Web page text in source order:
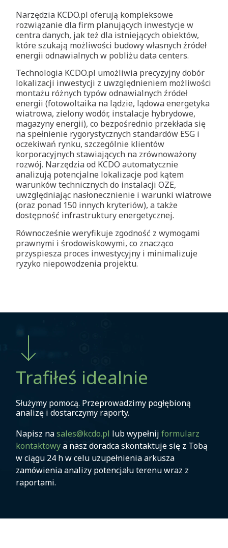
Narzędzia KCDO.pl oferują kompleksowe
rozwiązanie dla firm planujących inwestycje w
centra danych, jak też dla istniejących obiektów,
które szukają możliwości budowy własnych źródeł
energii odnawialnych w pobliżu data centers.
Technologia KCDO.pl umożliwia precyzyjny dobór
lokalizacji inwestycji z uwzględnieniem możliwości
montażu różnych typów odnawialnych źródeł
energii (fotowoltaika na lądzie, lądowa energetyka
wiatrowa, zielony wodór, instalacje hybrydowe,
magazyny energii), co bezpośrednio przekłada się
na spełnienie rygorystycznych standardów ESG i
oczekiwań rynku, szczególnie klientów
korporacyjnych stawiających na zrównoważony
rozwój. Narzędzia od KCDO automatycznie
analizują potencjalne lokalizacje pod kątem
warunków technicznych do instalacji OZE,
uwzględniając nasłonecznienie i warunki wiatrowe
(oraz ponad 150 innych kryteriów), a także
dostępność infrastruktury energetycznej.
Równocześnie weryfikuje zgodność z wymogami
prawnymi i środowiskowymi, co znacząco
przyspiesza proces inwestycyjny i minimalizuje
ryzyko niepowodzenia projektu.
Trafiłeś idealnie
Służymy pomocą. Przeprowadzimy pogłębioną
analizę i dostarczymy raporty.
Napisz nasales@kcdo.pl lub wypełnij formularz
kontaktowya nasz doradca skontaktuje się z Tobą
w ciągu 24 h w celu uzupełnienia arkusza
zamówienia analizy potencjału terenu wraz z
raportami.